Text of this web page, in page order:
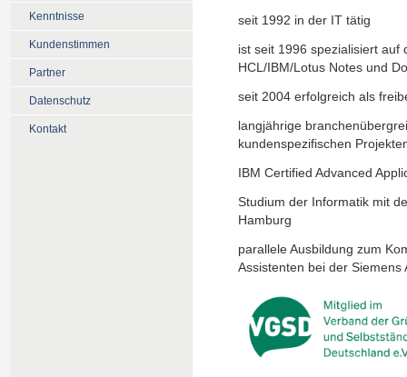
seit 1992 in der IT tätig
ist seit 1996 spezialisiert auf
HCL/IBM/Lotus Notes und
seit 2004 erfolgreich als
langjährige
kundenspezifischen
IBM Certified Advanced
Studium der Informatik mit
Hamburg
parallele Ausbildung zum
Assistenten bei der
Kenntnisse
Kundenstimmen
Partner
Datenschutz
Kontakt